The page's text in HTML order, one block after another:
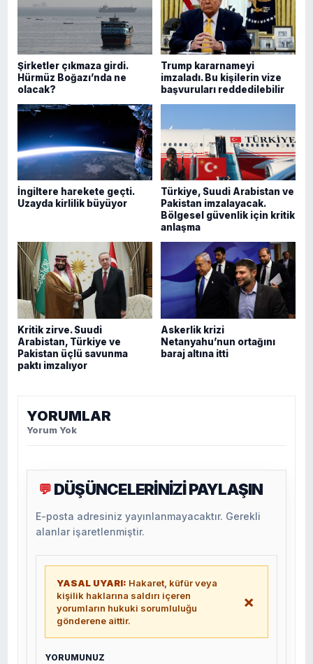
Şirketler çıkmaza girdi.
Hürmüz Boğazı’nda ne
olacak?
Trump kararnameyi
imzaladı. Bu kişilerin vize
başvuruları reddedilebilir
İngiltere harekete geçti.
Uzayda kirlilik büyüyor
Türkiye, Suudi Arabistan ve
Pakistan imzalayacak.
Bölgesel güvenlik için kritik
anlaşma
Kritik zirve. Suudi
Arabistan, Türkiye ve
Pakistan üçlü savunma
paktı imzalıyor
Askerlik krizi
Netanyahu’nun ortağını
baraj altına itti
YORUMLAR
Yorum Yok
💬 DÜŞÜNCELERİNİZİ PAYLAŞIN
E-posta adresiniz yayınlanmayacaktır. Gerekli
alanlar işaretlenmiştir.
YASAL UYARI: Hakaret, küfür veya
kişilik haklarına saldırı içeren
yorumların hukuki sorumluluğu
gönderene aittir.
×
YORUMUNUZ